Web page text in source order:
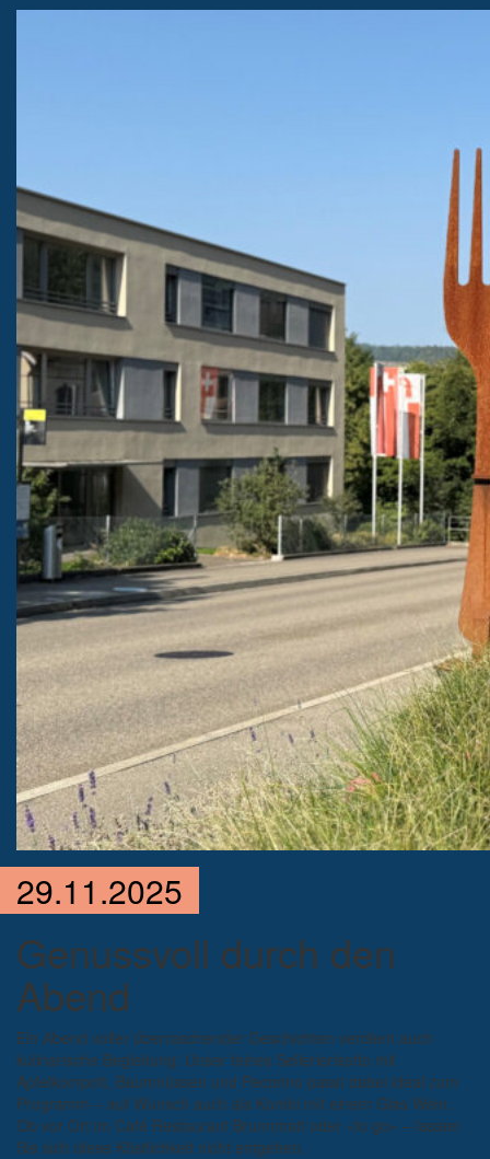
29.11.2025
Genussvoll durch den
Abend
Ein Abend voller überraschender Geschichten verdient auch
kulinarische Begleitung: Unser feines Sellerierisotto mit
Apfelkompott, Baumnüssen und Pecorino passt dabei ideal zum
Programm – auf Wunsch auch als Kombi mit einem Glas Wein.
Ob vor Ort im Café Restaurant Brunnmatt oder «to go» – lassen
Sie sich diese Köstlichkeit nicht entgehen.